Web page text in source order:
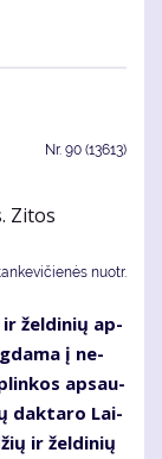
Nr. 90 (13613)
nuotr.
ir žel­di­nių ap­
į ne­
ap­sau­
dak­ta­ro Lai­
ir žel­di­nių